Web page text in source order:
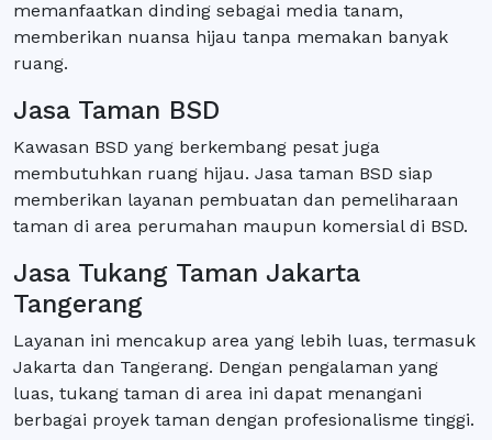
memanfaatkan dinding sebagai media tanam,
memberikan nuansa hijau tanpa memakan banyak
ruang.
Jasa Taman BSD
Kawasan BSD yang berkembang pesat juga
membutuhkan ruang hijau. Jasa taman BSD siap
memberikan layanan pembuatan dan pemeliharaan
taman di area perumahan maupun komersial di BSD.
Jasa Tukang Taman Jakarta
Tangerang
Layanan ini mencakup area yang lebih luas, termasuk
Jakarta dan Tangerang. Dengan pengalaman yang
luas, tukang taman di area ini dapat menangani
berbagai proyek taman dengan profesionalisme tinggi.